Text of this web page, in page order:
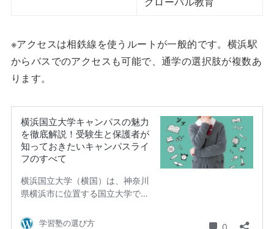
※アクセスは相鉄線を使うルートが一般的です。横浜駅
からバスでのアクセスも可能で、通学の選択肢が複数あ
ります。